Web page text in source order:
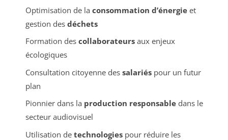
Optimisation de la consommation d’énergieet
gestion des déchets
Formation des collaborateursaux enjeux
écologiques
Consultation citoyenne des salariéspour un futur
plan
Pionnier dans la production responsabledans le
secteur audiovisuel
Utilisation de technologiespour réduire les